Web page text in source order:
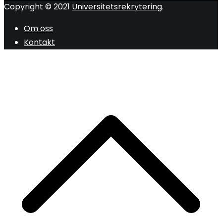
Copyright © 2021 Universitetsrekrytering.
Om oss
Kontakt